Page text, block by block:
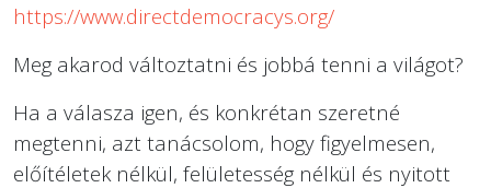
https://www.directdemocracys.org/
Meg akarod változtatni és jobbá tenni a világot?
Ha a válasza igen, és konkrétan szeretné
megtenni, azt tanácsolom, hogy figyelmesen,
előítéletek nélkül, felületesség nélkül és nyitott